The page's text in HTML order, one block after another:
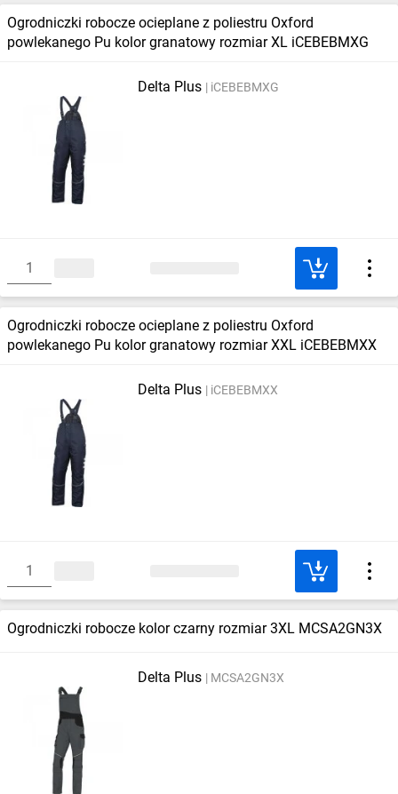
Ogrodniczki robocze ocieplane z poliestru Oxford
powlekanego Pu kolor granatowy rozmiar XL iCEBEBMXG
Delta Plus iCEBEBMXG
Ogrodniczki robocze ocieplane z poliestru Oxford
powlekanego Pu kolor granatowy rozmiar XXL iCEBEBMXX
Delta Plus iCEBEBMXX
Ogrodniczki robocze kolor czarny rozmiar 3XL MCSA2GN3X
Delta Plus MCSA2GN3X